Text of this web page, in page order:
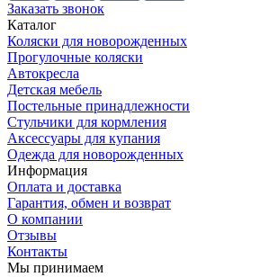
Заказать звонок
Каталог
Коляски для новорожденных
Прогулочные коляски
Автокресла
Детская мебель
Постельные принадлежности
Стульчики для кормления
Аксессуары для купания
Одежда для новорожденных
Информация
Оплата и доставка
Гарантия, обмен и возврат
О компании
Отзывы
Контакты
Мы принимаем